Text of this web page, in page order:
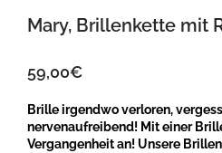
Mary, Brillenkette mit
59,00€
Brille irgendwo verloren,
nervenaufreibend! Mit einer
Vergangenheit an! Unsere